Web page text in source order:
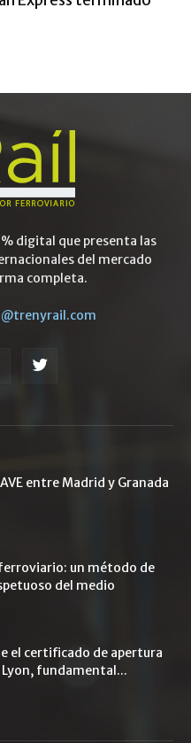
digital que presenta las
del mercado
completa.
entre Madrid y Granada
un método de
del medio
el certificado de apertura
Lyon, fundamental...